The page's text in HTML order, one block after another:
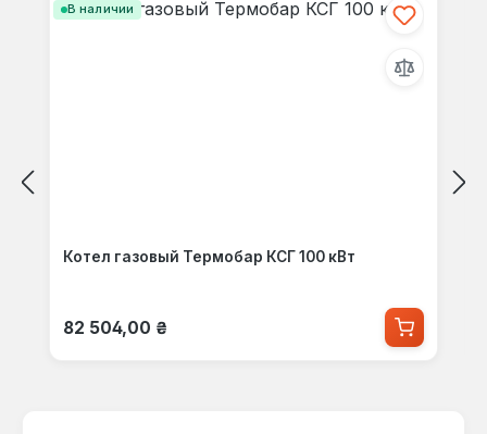
В наличии
Котел газовый Термобар КСГ 100 кВт
Обычная цена:
82 504,00 ₴